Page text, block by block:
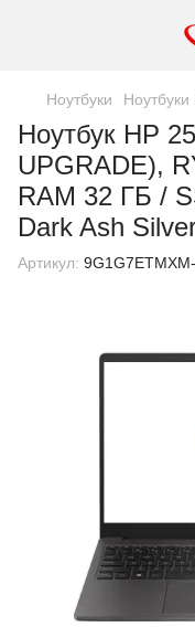
Ноутбуки Ноутбуки
Ноутбук HP
UPGRADE),
RAM 32 ГБ /
Dark Ash
Артикул: